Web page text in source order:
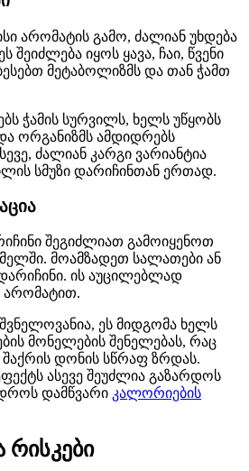
არომატის გამო, ძალიან უხდება
შეიძლება იყოს ყავა, ჩაი, წვენი
მეტაბოლიზმს და თან ჭამთ
ჭამის სურვილს, ხელს უწყობს
ორგანიზმს ამდიდრებს
ძალიან კარგი ვარიანტია
სმუზი დარიჩინთან ერთად.
შეგიძლიათ გამოიყენოთ
მოამზადეთ სალათები ან
ის აუცილებლად
არომატით.
ეს მიდგომა ხელს
მონელების შენელებას, რაც
დონის სწრაფ ზრდას.
ასევე შეუძლია გაზარდოს
დამწვარი კალორიების